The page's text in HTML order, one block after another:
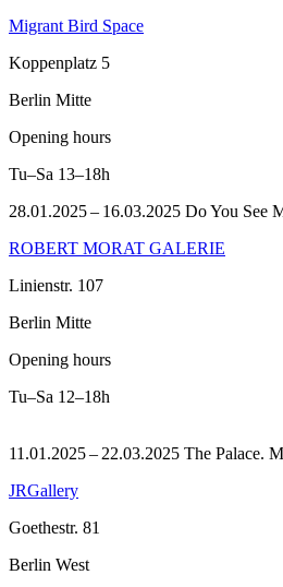
Migrant Bird Space
Koppenplatz 5
Berlin Mitte
Opening hours
Tu–Sa 13–18h
28.01.2025 – 16.03.2025 Do You See
ROBERT MORAT GALERIE
Linienstr. 107
Berlin Mitte
Opening hours
Tu–Sa 12–18h
11.01.2025 – 22.03.2025 The Palace.
JRGallery
Goethestr. 81
Berlin West